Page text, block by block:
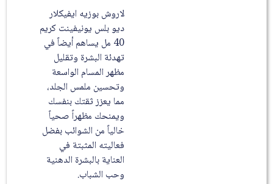
لاروش بوزيه ايفيكلار
ديو بلس يونيفينت كريم
40 مل يساهم أيضاً في
تهدئة البشرة وتقليل
مظهر المسام الواسعة
وتحسين ملمس الجلد،
مما يعزز ثقتك بنفسك
ويمنحك مظهراً صحياً
خالياً من الشوائب بفضل
فعاليته المثبتة في
العناية بالبشرة الدهنية
وحب الشباب.